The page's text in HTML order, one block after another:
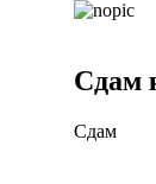
Сдам
Сдам